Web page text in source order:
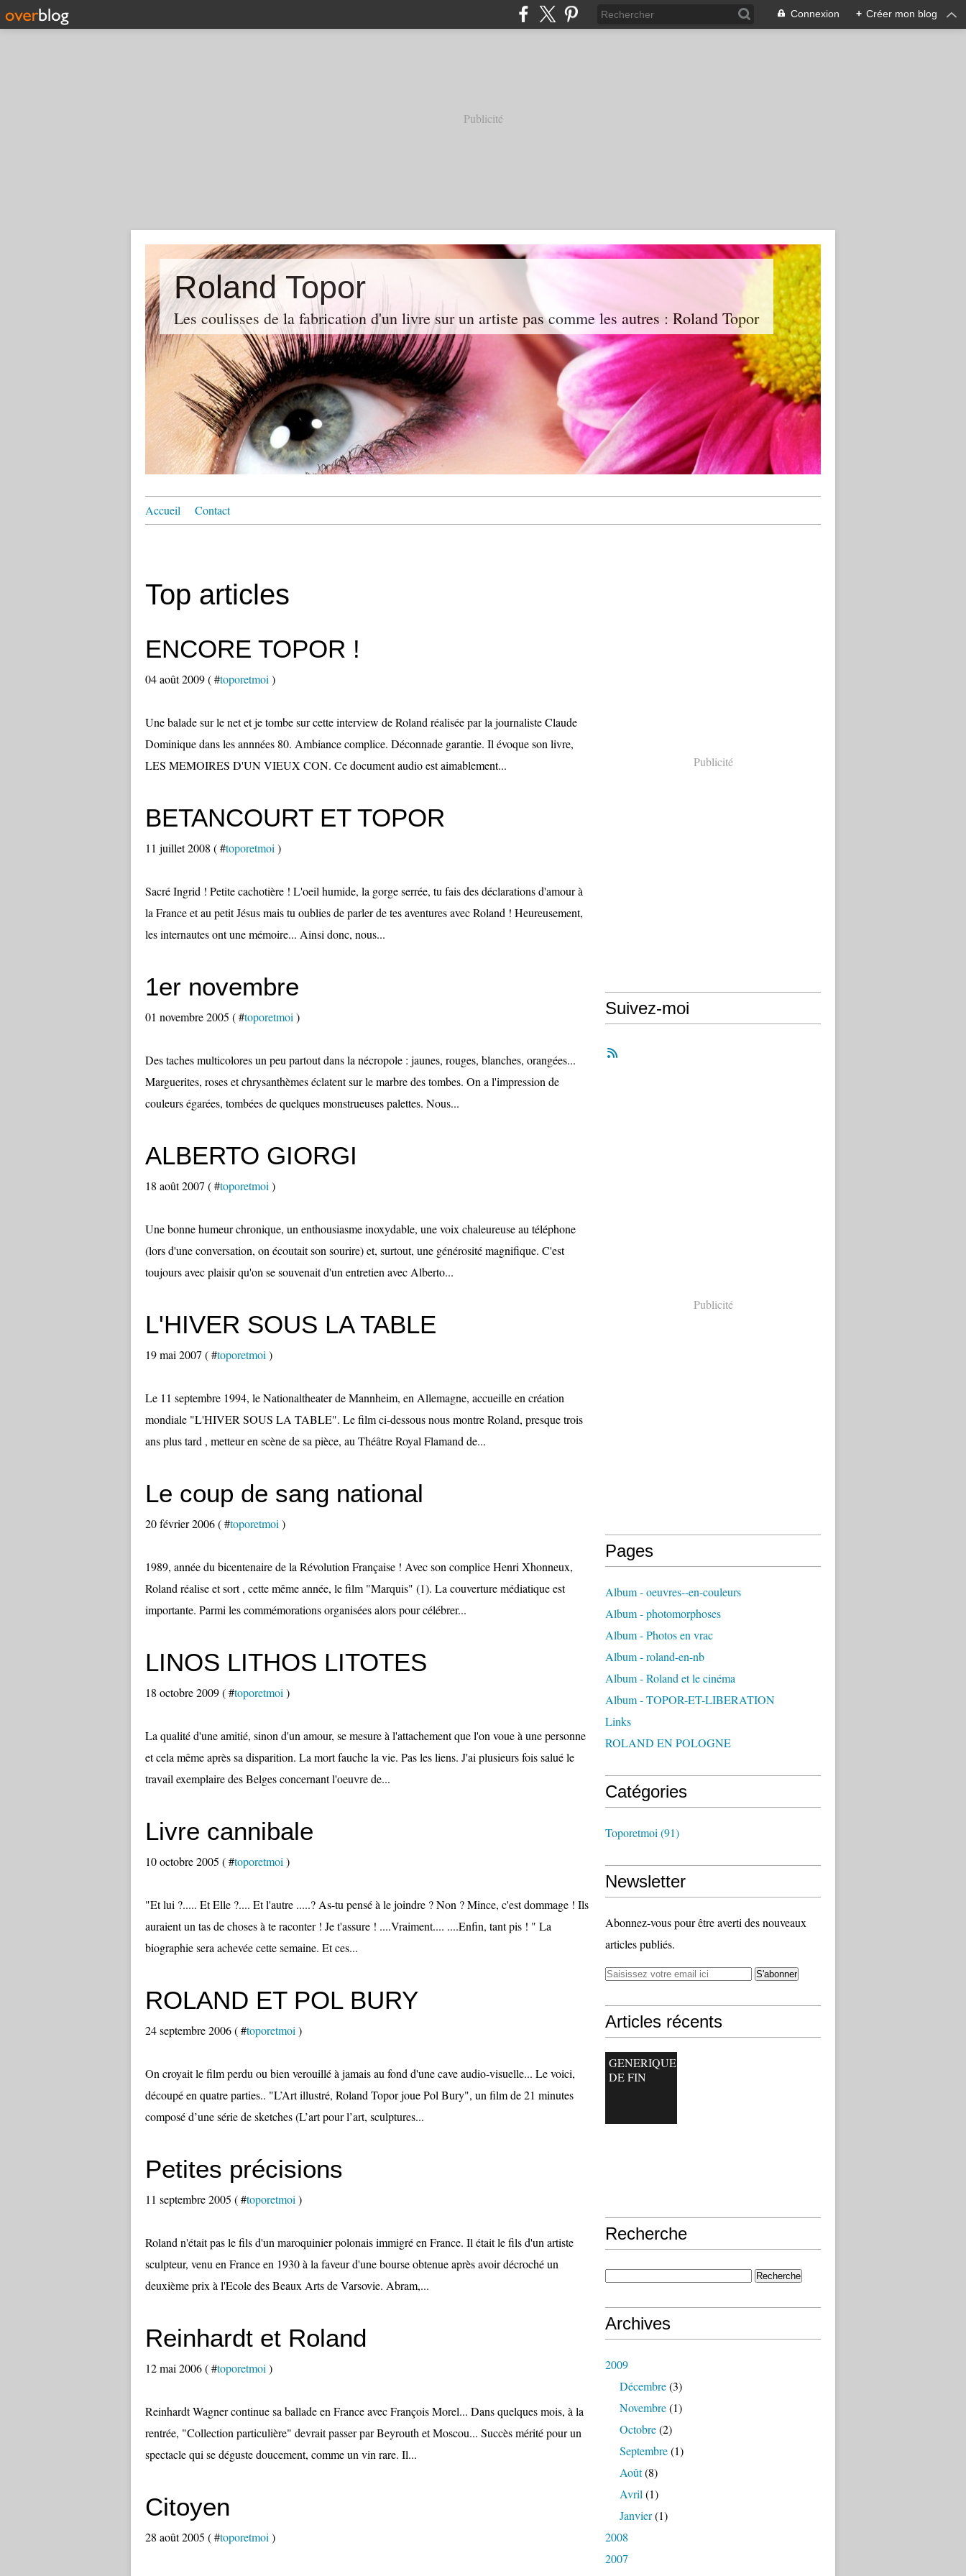
Connexion + Créer mon blog
Publicité
Roland Topor
Les coulisses de la fabrication d'un livre sur un artiste pas comme les autres : Roland Topor
Accueil Contact
Top articles
ENCORE TOPOR !
04 août 2009 ( #toporetmoi )
Une balade sur le net et je tombe sur cette interview de Roland réalisée par la journaliste Claude
Dominique dans les annnées 80. Ambiance complice. Déconnade garantie. Il évoque son livre,
LES MEMOIRES D'UN VIEUX CON. Ce document audio est aimablement...
BETANCOURT ET TOPOR
11 juillet 2008 ( #toporetmoi )
Sacré Ingrid ! Petite cachotière ! L'oeil humide, la gorge serrée, tu fais des déclarations d'amour à
la France et au petit Jésus mais tu oublies de parler de tes aventures avec Roland ! Heureusement,
les internautes ont une mémoire... Ainsi donc, nous...
1er novembre
01 novembre 2005 ( #toporetmoi )
Des taches multicolores un peu partout dans la nécropole : jaunes, rouges, blanches, orangées...
Marguerites, roses et chrysanthèmes éclatent sur le marbre des tombes. On a l'impression de
couleurs égarées, tombées de quelques monstrueuses palettes. Nous...
ALBERTO GIORGI
18 août 2007 ( #toporetmoi )
Une bonne humeur chronique, un enthousiasme inoxydable, une voix chaleureuse au téléphone
(lors d'une conversation, on écoutait son sourire) et, surtout, une générosité magnifique. C'est
toujours avec plaisir qu'on se souvenait d'un entretien avec Alberto...
L'HIVER SOUS LA TABLE
19 mai 2007 ( #toporetmoi )
Le 11 septembre 1994, le Nationaltheater de Mannheim, en Allemagne, accueille en création
mondiale "L'HIVER SOUS LA TABLE". Le film ci-dessous nous montre Roland, presque trois
ans plus tard , metteur en scène de sa pièce, au Théâtre Royal Flamand de...
Le coup de sang national
20 février 2006 ( #toporetmoi )
1989, année du bicentenaire de la Révolution Française ! Avec son complice Henri Xhonneux,
Roland réalise et sort , cette même année, le film "Marquis" (1). La couverture médiatique est
importante. Parmi les commémorations organisées alors pour célébrer...
LINOS LITHOS LITOTES
18 octobre 2009 ( #toporetmoi )
La qualité d'une amitié, sinon d'un amour, se mesure à l'attachement que l'on voue à une personne
et cela même après sa disparition. La mort fauche la vie. Pas les liens. J'ai plusieurs fois salué le
travail exemplaire des Belges concernant l'oeuvre de...
Livre cannibale
10 octobre 2005 ( #toporetmoi )
"Et lui ?..... Et Elle ?.... Et l'autre .....? As-tu pensé à le joindre ? Non ? Mince, c'est dommage ! Ils
auraient un tas de choses à te raconter ! Je t'assure ! ....Vraiment.... ....Enfin, tant pis ! " La
biographie sera achevée cette semaine. Et ces...
ROLAND ET POL BURY
24 septembre 2006 ( #toporetmoi )
On croyait le film perdu ou bien verouillé à jamais au fond d'une cave audio-visuelle... Le voici,
découpé en quatre parties.. "L’Art illustré, Roland Topor joue Pol Bury", un film de 21 minutes
composé d’une série de sketches (L’art pour l’art, sculptures...
Petites précisions
11 septembre 2005 ( #toporetmoi )
Roland n'était pas le fils d'un maroquinier polonais immigré en France. Il était le fils d'un artiste
sculpteur, venu en France en 1930 à la faveur d'une bourse obtenue après avoir décroché un
deuxième prix à l'Ecole des Beaux Arts de Varsovie. Abram,...
Reinhardt et Roland
12 mai 2006 ( #toporetmoi )
Reinhardt Wagner continue sa ballade en France avec François Morel... Dans quelques mois, à la
rentrée, "Collection particulière" devrait passer par Beyrouth et Moscou... Succès mérité pour un
spectacle qui se déguste doucement, comme un vin rare. Il...
Citoyen
28 août 2005 ( #toporetmoi )
Publicité
Suivez-moi
Publicité
Pages
Album - oeuvres--en-couleurs
Album - photomorphoses
Album - Photos en vrac
Album - roland-en-nb
Album - Roland et le cinéma
Album - TOPOR-ET-LIBERATION
Links
ROLAND EN POLOGNE
Catégories
Toporetmoi (91)
Newsletter
Abonnez-vous pour être averti des nouveaux
articles publiés.
Articles récents
GENERIQUE
DE FIN
Recherche
Archives
2009
Décembre(3)
Novembre(1)
Octobre(2)
Septembre(1)
Août(8)
Avril (1)
Janvier(1)
2008
2007